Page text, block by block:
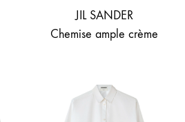
JIL SANDER
Chemise ample crème